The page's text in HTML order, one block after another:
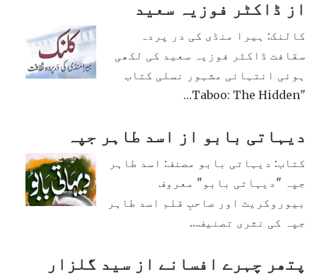
از ڈاکٹر فوزیہ سعید
کالنک: ہیرا منڈی کی در پردہ
سقافت ڈاکٹر فوزیہ سعید کی لکھی
ہوئی انتہائی مشہور نسلی کتاب
"Taboo: The Hidden…
دیہاتی بابو از اسد طاہر جپہ
کتاب: دیہاتی بابو مصنف: اسد طاہر
جپہ "دیہاتی بابو" معروف
بیوروکریٹ اور صاحبِ قلم اسد طاہر
جپہ کی نثری تصنیف…
پتھر چہرے افسانے از سید گلزار